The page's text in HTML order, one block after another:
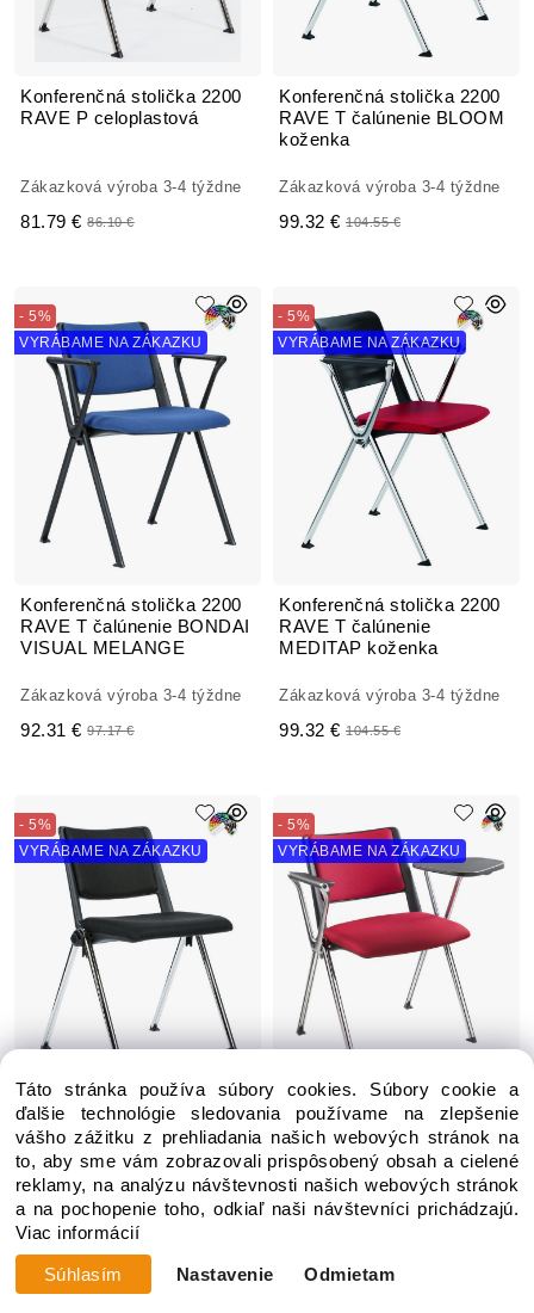
Konferenčná stolička 2200
RAVE P celoplastová
Zákazková výroba 3-4 týždne
81.79 € 86.10 €
Konferenčná stolička 2200
RAVE T čalúnenie BLOOM
koženka
Zákazková výroba 3-4 týždne
99.32 € 104.55 €
Konferenčná stolička 2200
RAVE T čalúnenie BONDAI
VISUAL MELANGE
- 5%
VYRÁBAME NA ZÁKAZKU
Zákazková výroba 3-4 týždne
92.31 € 97.17 €
Konferenčná stolička 2200
RAVE T čalúnenie
MEDITAP koženka
- 5%
VYRÁBAME NA ZÁKAZKU
Zákazková výroba 3-4 týždne
99.32 € 104.55 €
Konferenčná stolička 2200
RAVE T čalúnenie SKAI
koženka
- 5%
VYRÁBAME NA ZÁKAZKU
Zákazková výroba 3-4 týždne
92.31 € 97.17 €
Konferenčná stolička 2200
RAVE T čalúnenie
XTREME FOUR
- 5%
VYRÁBAME NA ZÁKAZKU
Zákazková výroba 3-4 týždne
Táto stránka používa súbory cookies. Súbory cookie a
ďalšie technológie sledovania používame na zlepšenie
vášho zážitku z prehliadania našich webových stránok na
to, aby sme vám zobrazovali prispôsobený obsah a cielené
reklamy, na analýzu návštevnosti našich webových stránok
a na pochopenie toho, odkiaľ naši návštevníci prichádzajú.
Viac informácií
Súhlasím Nastavenie Odmietam